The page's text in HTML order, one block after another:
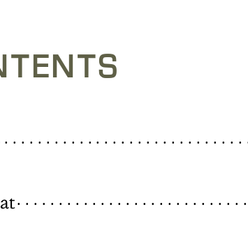
. . . . . . . . . . . . . . . . . . . . . . . . . . . . .
. . . . . . . . . . . . . . . . . . . . . . . . . . .